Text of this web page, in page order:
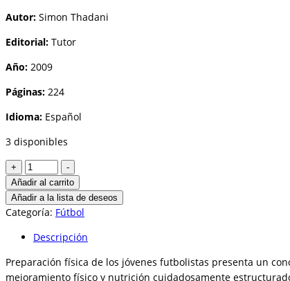
Autor: Simon Thadani
Editorial: Tutor
Año: 2009
Páginas: 224
Idioma: Español
3 disponibles
+
Preparación
física
de
los
futbolistas
cantidad
-
Añadir al carrito
Añadir a la lista de deseos
Categoría: Fútbol
Descripción
Preparación física de los jóvenes futbolistas presenta un
mejoramiento físico y nutrición cuidadosamente